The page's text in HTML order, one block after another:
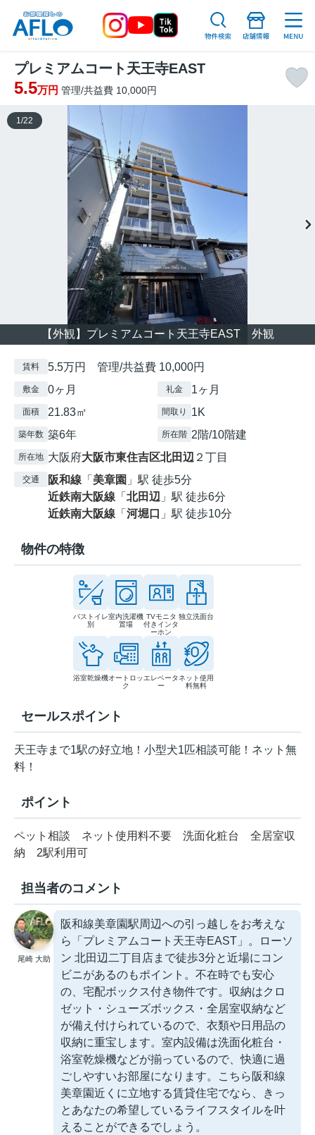
プレミアムコート天王寺EAST
5.5万円 管理/共益費 10,000円
【外観】プレミアムコート天王寺EAST 外観
1 /22
賃料 5.5万円 管理/共益費 10,000円
敷金 0ヶ月 礼金 1ヶ月
面積 21.83㎡ 間取り 1K
築年数 築6年 所在階 2階/10階建
所在地 大阪府大阪市東住吉区北田辺 ２丁目
交通 阪和線 「 美章園 」駅 徒歩5分
近鉄南大阪線 「 北田辺 」駅 徒歩6分
近鉄南大阪線 「 河堀口 」駅 徒歩10分
物件の特徴
バストイレ
別
室内洗濯機
置場
TVモニタ
付きインタ
ーホン
独立洗面台
浴室乾燥機オートロッ
ク
エレベータ
ー
ネット使用
料無料
セールスポイント
天王寺まで1駅の好立地！小型犬1匹相談可能！ネット無
料！
ポイント
ペット相談 ネット使用料不要 洗面化粧台
全居室収
納
2駅利用可
担当者のコメント
尾崎 大助
阪和線美章園駅周辺への引っ越しをお考えな
ら「プレミアムコート天王寺EAST」。ローソ
ン 北田辺二丁目店まで徒歩3分と近場にコン
ビニがあるのもポイント。不在時でも安心
の、宅配ボックス付き物件です。収納はクロ
ゼット・シューズボックス・全居室収納など
が備え付けられているので、衣類や日用品の
収納に重宝します。室内設備は洗面化粧台・
浴室乾燥機などが揃っているので、快適に過
ごしやすいお部屋になります。こちら阪和線
美章園近くに立地する賃貸住宅でなら、きっ
とあなたの希望しているライフスタイルを叶
えることができるでしょう。